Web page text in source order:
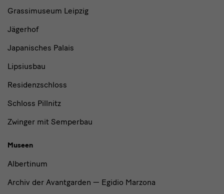
Grassimuseum Leipzig
Jägerhof
Japanisches Palais
Lipsiusbau
Residenzschloss
Schloss Pillnitz
Zwinger mit Semperbau
Museen
Albertinum
Archiv der Avantgarden — Egidio Marzona